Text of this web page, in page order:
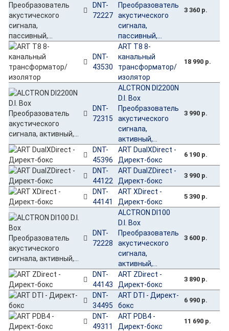
DNT-
72227
Преобразователь
акустического
сигнала,
пассивный,...
3 360 р.
DNT-
43530
ART T8 8-
канальный
трансформатор/
изолятор
18 990 р.
DNT-
72315
ALCTRON DI2200N
D.I. Box
Преобразователь
акустического
сигнала,
активный,...
3 990 р.
DNT-
45396
ART DualXDirect -
Директ-бокс
6 190 р.
DNT-
44122
ART DualZDirect -
Директ-бокс
3 990 р.
DNT-
44141
ART XDirect -
Директ-бокс
5 390 р.
DNT-
72228
ALCTRON DI100
D.I. Box
Преобразователь
акустического
сигнала,
активный,...
3 600 р.
DNT-
44143
ART ZDirect -
Директ-бокс
3 890 р.
DNT-
34495
ART DTI - Директ-
бокс
6 990 р.
DNT-
49311
ART PDB4 -
Директ-бокс
11 690 р.